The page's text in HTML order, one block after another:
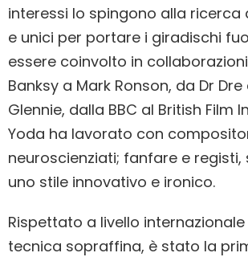
interessi lo spingono alla ricerca
e unici per portare i giradischi
essere coinvolto in
Banksy a Mark Ronson, da Dr Dre
Glennie, dalla BBC al British Film
Yoda ha lavorato con
neuroscienziati; fanfare e registi,
uno stile innovativo e ironico.
Rispettato a livello
tecnica sopraffina, è stato la